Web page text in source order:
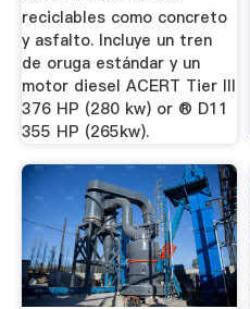
reciclables como concreto
y asfalto. Incluye un tren
de oruga estándar y un
motor diesel ACERT Tier III
376 HP (280 kw) or ® D11
355 HP (265kw).